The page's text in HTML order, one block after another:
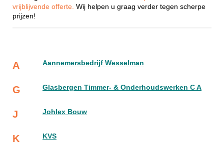
vrijblijvende offerte. Wij helpen u graag verder tegen scherpe
prijzen!
A Aannemersbedrijf Wesselman
G Glasbergen Timmer- & Onderhoudswerken C A
J Johlex Bouw
K KVS